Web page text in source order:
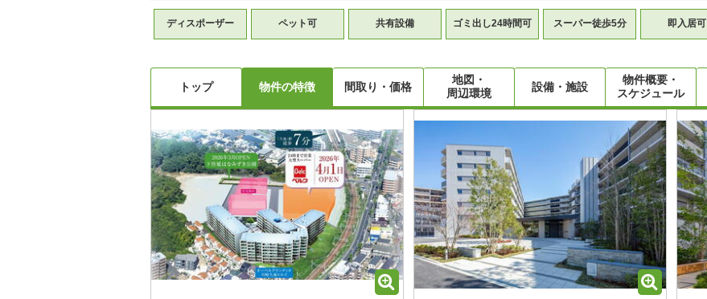
ディスポーザー ペット可 共有設備 ゴミ出し24時間可 スーパー徒歩5分 即入居可
トップ 物件の特徴 間取り・価格
地図・
周辺環境
設備・施設
物件概要・
スケジュール